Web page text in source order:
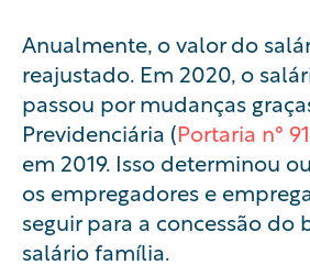
Anualmente, o valor do
reajustado. Em 2020, o
passou por mudanças
Previdenciária (Portaria n°
em 2019. Isso determinou
os empregadores e
seguir para a concessão do
salário família.